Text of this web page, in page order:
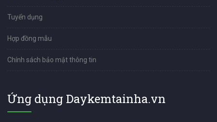
Tuyển dụng
Hợp đồng mẫu
Chính sách bảo mật thông tin
Ứng dụng Daykemtainha.vn